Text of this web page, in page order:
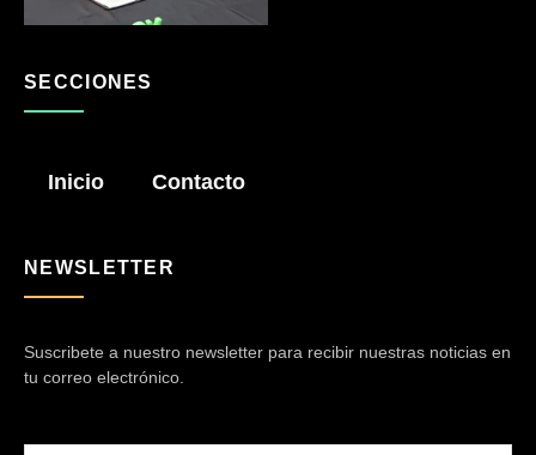
SECCIONES
Inicio Contacto
NEWSLETTER
Suscribete a nuestro newsletter para recibir nuestras noticias en
tu correo electrónico.